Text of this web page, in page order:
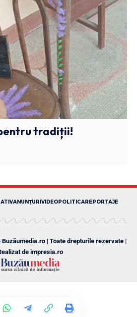
tradiții!
ANUNȚURIVIDEOPOLITICAREPORTAJE
| Toate drepturile rezervate |
de impresia.ro